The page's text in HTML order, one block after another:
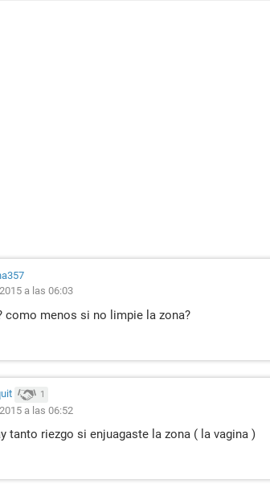
a las 06:03
como menos si no limpie la zona?
1
a las 06:52
tanto riezgo si enjuagaste la zona ( la vagina )